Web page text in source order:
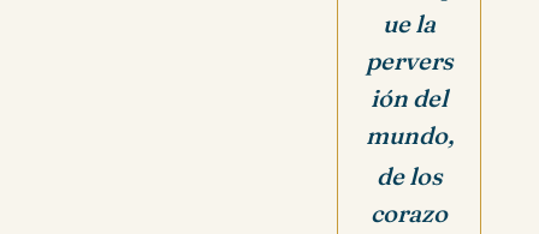
ue la
pervers
ión del
mundo,
de los
corazo